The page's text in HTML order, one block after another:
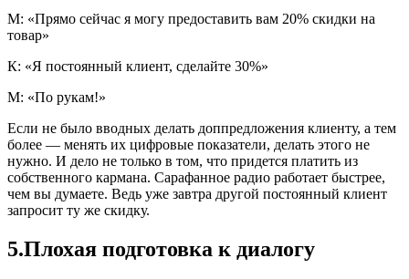
М: «Прямо сейчас я могу предоставить вам 20% скидки на
товар»
К: «Я постоянный клиент, сделайте 30%»
М: «По рукам!»
Если не было вводных делать доппредложения клиенту, а тем
более ― менять их цифровые показатели, делать этого не
нужно. И дело не только в том, что придется платить из
собственного кармана. Сарафанное радио работает быстрее,
чем вы думаете. Ведь уже завтра другой постоянный клиент
запросит ту же скидку.
5.Плохая подготовка к диалогу